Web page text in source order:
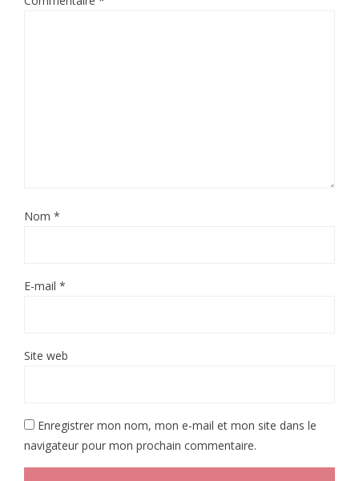
Nom *
E-mail *
Site web
Enregistrer mon nom, mon e-mail et mon site dans le
navigateur pour mon prochain commentaire.